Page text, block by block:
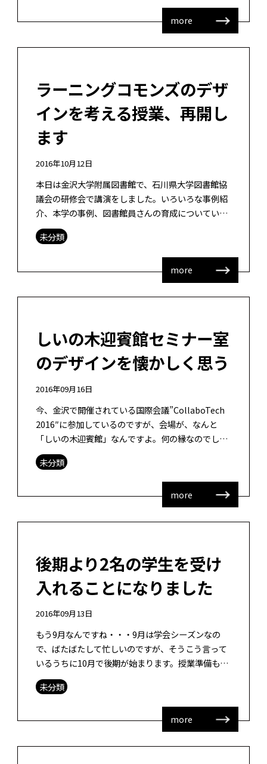
more
ラーニングコモンズのデザ
インを考える授業、再開し
ます
2016年10月12日
本日は金沢大学附属図書館で、石川県大学図書館協
議会の研修会で講演をしました。いろいろな事例紹
介、本学の事例、図書館員さんの育成についていろ
いろ話してきました。今、私は、学習支援サービス
に向けて、図書館員の育成に興味がある […]
未分類
more
しいの木迎賓館セミナー室
のデザインを懐かしく思う
2016年09月16日
今、金沢で開催されている国際会議”CollaboTech
2016″に参加しているのですが、会場が、なんと
「しいの木迎賓館」なんですよ。何の縁なのでしょ
うか・・・私が一部デザインした教室がここには
[…]
未分類
more
後期より2名の学生を受け
入れることになりました
2016年09月13日
もう9月なんですね・・・9月は学会シーズンなの
で、ばたばたして忙しいのですが、そうこう言って
いるうちに10月で後期が始まります。授業準備も進
めていかないといけません。がんばらないとな。 10
月からは修士学生1名と研究生1 […]
未分類
more